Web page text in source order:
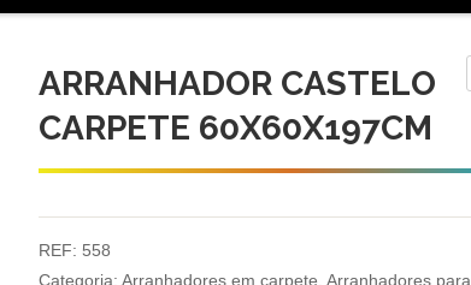
ARRANHADOR CASTELO
CARPETE 60X60X197CM
REF: 558
Categoria: Arranhadores em carpete Arranhadores